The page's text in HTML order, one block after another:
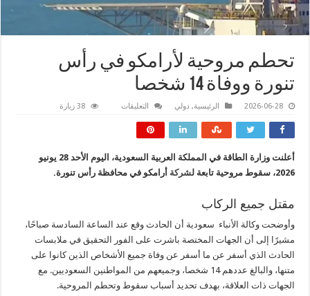
تحطم مروحية لأرامكو في رأس
تنورة ووفاة 14 شخصا
2026-06-28 الرئيسية, دولي التعليقات
تنورة
ووفاة
14
38 زيارة
أعلنت وزارة الطاقة في المملكة العربية السعودية، اليوم الأحد 28 يونيو
2026، سقوط مروحية تابعة ل
شركة أرامكو في محافظة رأس تنورة.
مقتل جميع الركاب
وأوضحت وكالة الأنباء سعودية أن الحادث وقع عند الساعة السادسة صباحًا،
مشيرًا إلى أن الجهات المختصة باشرت على الفور التحقيق في ملابسات
الحادث الذي أسفر عن ما أسفر عن وفاة جميع الأشخاص الذين كانوا على
متنها، والبالغ عددهم 14 شخصا، وجميعهم من المواطنين السعوديين. مع
الجهات ذات العلاقة، بهدف تحديد أسباب سقوط وتحطم المروحية.